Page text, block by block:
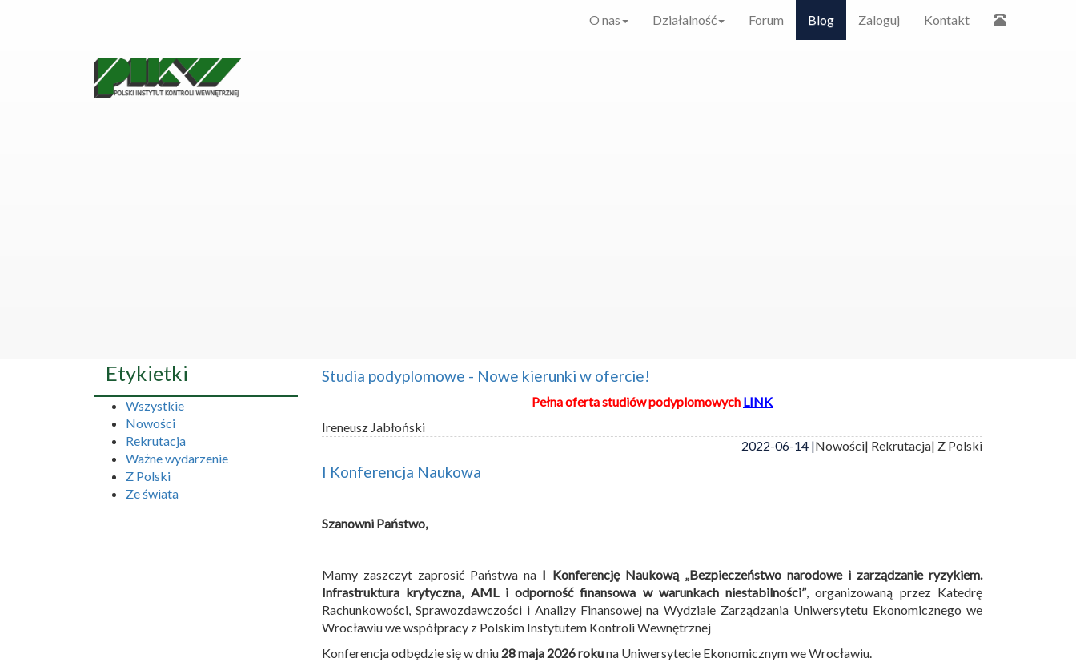
O nas Działalność Forum Blog Zaloguj Kontakt
Studia podyplomowe - Nowe kierunki w ofercie!
Pełna oferta studiów podyplomowych LINK
Ireneusz Jabłoński
2022-06-14 |Nowości| Rekrutacja| Z Polski
I Konferencja Naukowa
Szanowni Państwo,
Mamy zaszczyt zaprosić Państwa na I Konferencję Naukową „Bezpieczeństwo narodowe i zarządzanie ryzykiem.
Infrastruktura krytyczna, AML i odporność finansowa w warunkach niestabilności”, organizowaną przez Katedrę
Rachunkowości, Sprawozdawczości i Analizy Finansowej na Wydziale Zarządzania Uniwersytetu Ekonomicznego we
Wrocławiu we współpracy z Polskim Instytutem Kontroli Wewnętrznej
Konferencja odbędzie się w dniu 28 maja 2026 rokuna Uniwersytecie Ekonomicznym we Wrocławiu.
Etykietki
Wszystkie
Nowości
Rekrutacja
Ważne wydarzenie
Z Polski
Ze świata